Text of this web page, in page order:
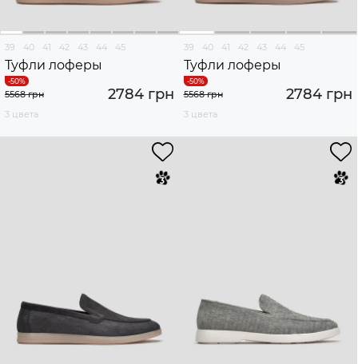
39 40 41 42 43 44 45
Туфли лоферы
2784 грн
5568 грн
3 цвета
39 40 41 42 43 44 45
Туфли лоферы
2784 грн
5568 грн
3 цвета